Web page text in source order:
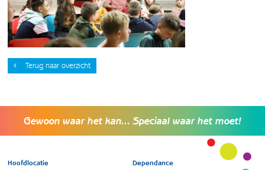
Terug naar overzicht
Gewoon waar het kan... Speciaal waar het moet!
Hoofdlocatie Dependance